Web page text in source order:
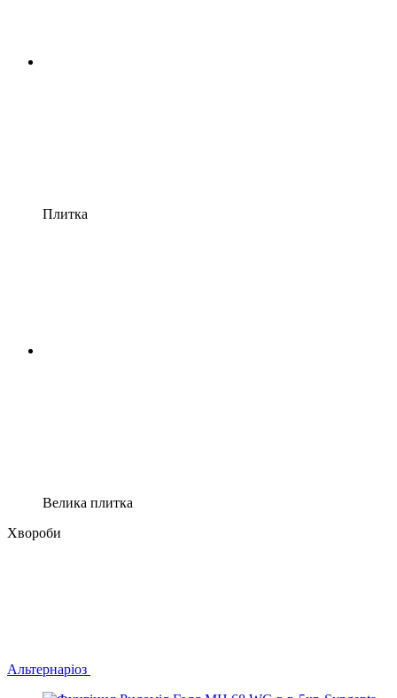
Плитка
Велика плитка
Хвороби
Альтернаріоз